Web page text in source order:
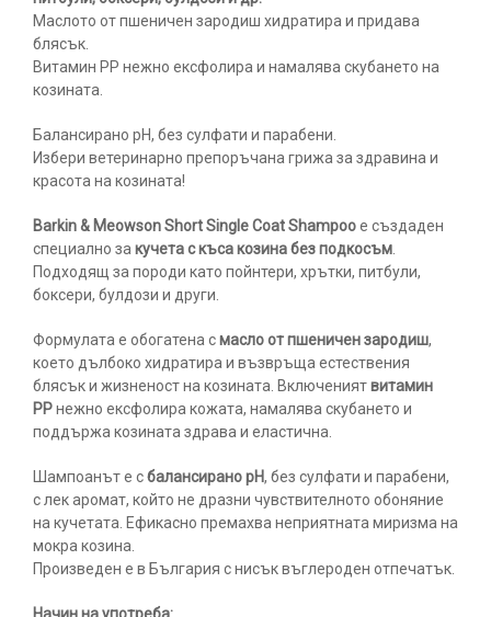
Маслото от пшеничен зародиш хидратира и придава
блясък.
Витамин PP нежно ексфолира и намалява скубането на
козината.
Балансирано pH, без сулфати и парабени.
Избери ветеринарно препоръчана грижа за здравина и
красота на козината!
Barkin & Meowson Short Single Coat Shampooе създаден
специално за кучета с къса козина без подкосъм
Подходящ за породи като пойнтери, хрътки, питбули,
боксери, булдози и други.
Формулата е обогатена смасло от пшеничен зародиш,
което дълбоко хидратира и възвръща естествения
блясък и жизненост на козината. Включениятвитамин
PPнежно ексфолира кожата, намалява скубането и
поддържа козината здрава и еластична.
Шампоанът е сбалансирано pH, без сулфати и парабени,
с лек аромат, който не дразни чувствителното обоняние
на кучетата. Ефикасно премахва неприятната миризма на
мокра козина.
Произведен е в България с нисък въглероден отпечатък.
Начин на употреба: